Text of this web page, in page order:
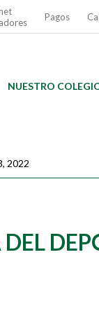
Pagos
NUESTRO
2022